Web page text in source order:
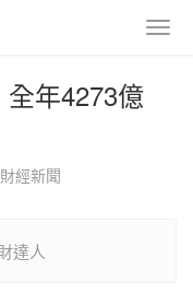
全年4273億
經新聞
達人